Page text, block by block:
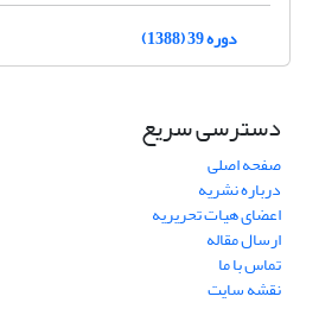
دوره 39 (1388)
دسترسی سریع
صفحه اصلی
درباره نشریه
اعضای هیات تحریریه
ارسال مقاله
تماس با ما
نقشه سایت